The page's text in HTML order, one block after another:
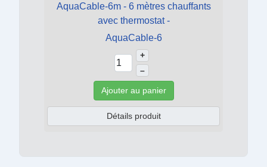
AquaCable-6m - 6 mètres chauffants
avec thermostat -
AquaCable-6
+
–
Ajouter au panier
Détails produit